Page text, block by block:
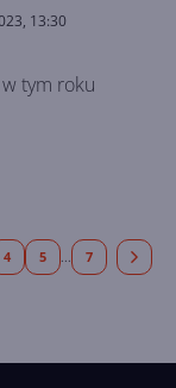
13:30
tym roku
4 5 ... 7